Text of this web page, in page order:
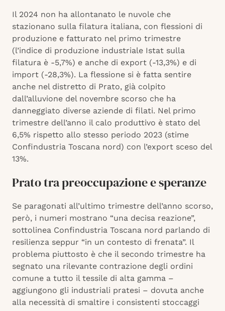
Il 2024 non ha allontanato le nuvole che
stazionano sulla filatura italiana, con flessioni di
produzione e fatturato nel primo trimestre
(l’indice di produzione industriale Istat sulla
filatura è -5,7%) e anche di export (-13,3%) e di
import (-28,3%). La flessione si è fatta sentire
anche nel distretto di Prato, già colpito
dall’alluvione del novembre scorso che ha
danneggiato diverse aziende di filati. Nel primo
trimestre dell’anno il calo produttivo è stato del
6,5% rispetto allo stesso periodo 2023 (stime
Confindustria Toscana nord) con l’export sceso del
13%.
Prato tra preoccupazione e speranze
Se paragonati all’ultimo trimestre dell’anno scorso,
però, i numeri mostrano “una decisa reazione”,
sottolinea Confindustria Toscana nord parlando di
resilienza seppur “in un contesto di frenata”. Il
problema piuttosto è che il secondo trimestre ha
segnato una rilevante contrazione degli ordini
comune a tutto il tessile di alta gamma –
aggiungono gli industriali pratesi – dovuta anche
alla necessità di smaltire i consistenti stoccaggi